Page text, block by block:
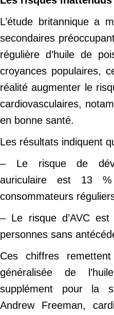
L’étude britannique a
secondaires
régulière d’huile de
croyances populaires,
réalité augmenter le
cardiovasculaires,
en bonne santé.
Les résultats indiquent
– Le risque de
auriculaire est 13
consommateurs
– Le risque d’AVC
personnes sans
Ces chiffres
généralisée de
supplément pour la
Andrew Freeman,